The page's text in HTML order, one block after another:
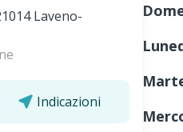
Laveno-
Indicazioni